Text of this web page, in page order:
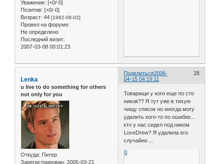
Уважение: [+0/-0]
Позитив: [+0/-0]
Возраст: 44 [1982-08-02]
Провел на форуме:
Не определено
Последний визит:
2007-03-08 00:01:23
Поделиться 28
2006-
04-15 04:19:11
Lenka
u live to do something for others
not only for you
Откуда: Питер
Зарегистрирован: 2005-03-21
Товарищи у кого еще по сто
ников?? Я тут уже в тихую
чищу список но иногда могу
удалить кого-то по ошибке...
кто у нас сидел под ником
LoveDrew? Я удалила его
случайно ...
0